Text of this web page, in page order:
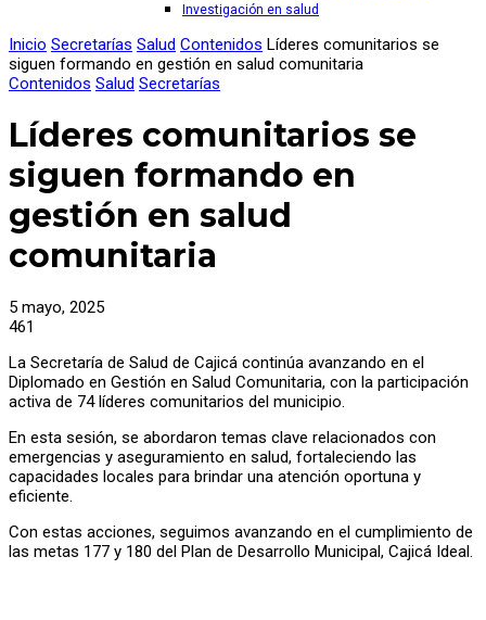
Investigación en salud
Inicio Secretarías Salud Contenidos Líderes comunitarios se
siguen formando en gestión en salud comunitaria
Contenidos Salud Secretarías
Líderes comunitarios se
siguen formando en
gestión en salud
comunitaria
5 mayo, 2025
461
La Secretaría de Salud de Cajicá continúa avanzando en el
Diplomado en Gestión en Salud Comunitaria, con la participación
activa de 74 líderes comunitarios del municipio.
En esta sesión, se abordaron temas clave relacionados con
emergencias y aseguramiento en salud, fortaleciendo las
capacidades locales para brindar una atención oportuna y
eficiente.
Con estas acciones, seguimos avanzando en el cumplimiento de
las metas 177 y 180 del Plan de Desarrollo Municipal, Cajicá Ideal.